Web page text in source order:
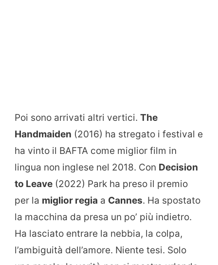
Poi sono arrivati altri vertici. The
Handmaiden (2016) ha stregato i festival e
ha vinto il BAFTA come miglior film in
lingua non inglese nel 2018. Con Decision
to Leave (2022) Park ha preso il premio
per la miglior regia a Cannes. Ha spostato
la macchina da presa un po’ più indietro.
Ha lasciato entrare la nebbia, la colpa,
l’ambiguità dell’amore. Niente tesi. Solo